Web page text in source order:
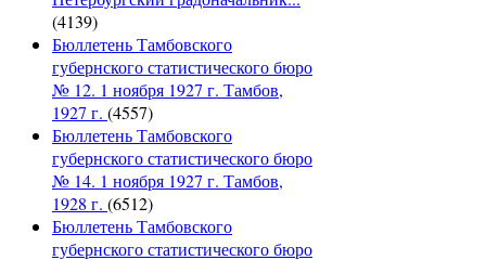
(4139)
Бюллетень Тамбовского
губернского статистического бюро
№ 12. 1 ноября 1927 г. Тамбов,
1927 г. (4557)
Бюллетень Тамбовского
губернского статистического бюро
№ 14. 1 ноября 1927 г. Тамбов,
1928 г. (6512)
Бюллетень Тамбовского
губернского статистического бюро